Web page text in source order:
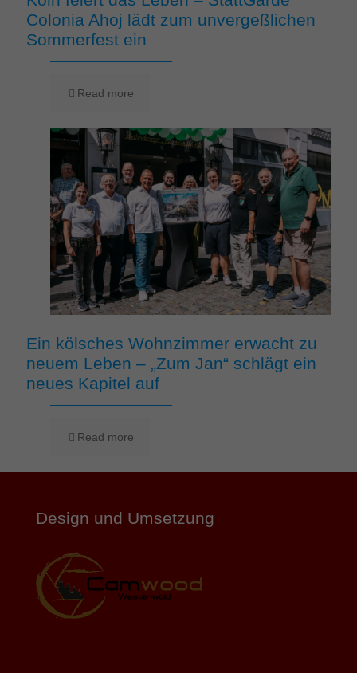
Colonia Ahoj lädt zum unvergeßlichen
Sommerfest ein
Read more
Ein kölsches Wohnzimmer erwacht zu
neuem Leben – „Zum Jan“ schlägt ein
neues Kapitel auf
Read more
Design und Umsetzung